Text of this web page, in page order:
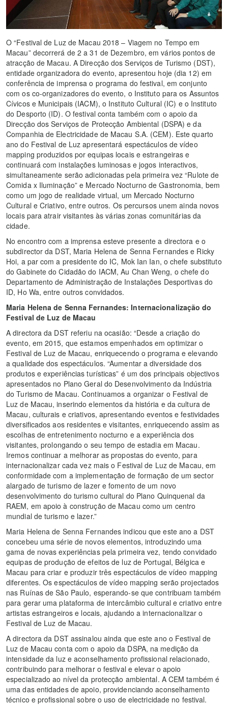
O “Festival de Luz de Macau 2018 – Viagem no Tempo em
Macau” decorrerá de 2 a 31 de Dezembro, em vários pontos de
atracção de Macau. A Direcção dos Serviços de Turismo (DST),
entidade organizadora do evento, apresentou hoje (dia 12) em
conferência de imprensa o programa do festival, em conjunto
com os co-organizadores do evento, o Instituto para os Assuntos
Cívicos e Municipais (IACM), o Instituto Cultural (IC) e o Instituto
do Desporto (ID). O festival conta também com o apoio da
Direcção dos Serviços de Protecção Ambiental (DSPA) e da
Companhia de Electricidade de Macau S.A. (CEM). Este quarto
ano do Festival de Luz apresentará espectáculos de vídeo
mapping produzidos por equipas locais e estrangeiras e
continuará com instalações luminosas e jogos interactivos,
simultaneamente serão adicionadas pela primeira vez “Rulote de
Comida x Iluminação” e Mercado Nocturno de Gastronomia, bem
como um jogo de realidade virtual, um Mercado Nocturno
Cultural e Criativo, entre outros. Os percursos unem ainda novos
locais para atrair visitantes às várias zonas comunitárias da
cidade.
No encontro com a imprensa esteve presente a directora e o
subdirector da DST, Maria Helena de Senna Fernandes e Ricky
Hoi, a par com a presidente do IC, Mok Ian Ian, o chefe substituto
do Gabinete do Cidadão do IACM, Au Chan Weng, o chefe do
Departamento de Administração de Instalações Desportivas do
ID, Ho Wa, entre outros convidados.
Maria Helena de Senna Fernandes: Internacionalização do
Festival de Luz de Macau
A directora da DST referiu na ocasião: “Desde a criação do
evento, em 2015, que estamos empenhados em optimizar o
Festival de Luz de Macau, enriquecendo o programa e elevando
a qualidade dos espectáculos. “Aumentar a diversidade dos
produtos e experiências turísticas” é um dos principais objectivos
apresentados no Plano Geral do Desenvolvimento da Indústria
do Turismo de Macau. Continuamos a organizar o Festival de
Luz de Macau, inserindo elementos da história e da cultura de
Macau, culturais e criativos, apresentando eventos e festividades
diversificados aos residentes e visitantes, enriquecendo assim as
escolhas de entretenimento nocturno e a experiência dos
visitantes, prolongando o seu tempo de estadia em Macau.
Iremos continuar a melhorar as propostas do evento, para
internacionalizar cada vez mais o Festival de Luz de Macau, em
conformidade com a implementação de formação de um sector
alargado de turismo de lazer e fomento de um novo
desenvolvimento do turismo cultural do Plano Quinquenal da
RAEM, em apoio à construção de Macau como um centro
mundial de turismo e lazer.”
Maria Helena de Senna Fernandes indicou que este ano a DST
concebeu uma série de novos elementos, introduzindo uma
gama de novas experiências pela primeira vez, tendo convidado
equipas de produção de efeitos de luz de Portugal, Bélgica e
Macau para criar e produzir três espectáculos de vídeo mapping
diferentes. Os espectáculos de vídeo mapping serão projectados
nas Ruínas de São Paulo, esperando-se que contribuam também
para gerar uma plataforma de intercâmbio cultural e criativo entre
artistas estrangeiros e locais, ajudando a internacionalizar o
Festival de Luz de Macau.
A directora da DST assinalou ainda que este ano o Festival de
Luz de Macau conta com o apoio da DSPA, na medição da
intensidade da luz e aconselhamento profissional relacionado,
contribuindo para melhorar o festival e elevar o apoio
especializado ao nível da protecção ambiental. A CEM também é
uma das entidades de apoio, providenciando aconselhamento
técnico e profissional sobre o uso de electricidade no festival.